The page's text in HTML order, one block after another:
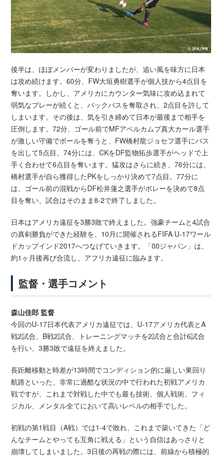
後半は、ほぼメンバーが変わりましたが、追い風を味方に日本
は攻め続けます。60分、FW大垣勇樹選手が個人技から4点目を
奪います。しかし、アメリカにカウンター気味に攻め込まれて
弱気なプレーが続くと、パックパスを奪取され、2点目を許して
しまいます。その後は、気を引き締めて日本が最後まで相手を
圧倒します。72分、ゴール前でMFアペルカムプ真大カール選手
が激しい守備でボールを奪うと、FW橋村龍ジョセフ選手にパス
を出して5点目。74分には、CKをDF監物拓歩選手がヘッドで上
手く合わせて6点目を奪います。猛攻はさらに続き、76分には、
橋村選手が自ら獲得したPKをしっかり決めて7点目。77分に
は、ゴール前の混戦からDF松井蓮之選手がボレーを決めて8点
目を奪い、試合はそのまま8-2で終了しました。
日本はアメリカ遠征を3勝3敗で終えました。強豪チームと4試合
の真剣勝負ができた経験を、10月に開催されるFIFA U-17ワール
ドカップインド2017へつなげていきます。「00ジャパン」は、
約1ヶ月後再び合流し、アフリカ遠征に臨みます。
監督・選手コメント
森山佳郎 監督
今回のU-17日本代表アメリカ遠征では、U-17アメリカ代表とA
戦2試合、B戦2試合、トレーニングマッチを2試合と合計6試合
を行い、3勝3敗で遠征を終えました。
長距離移動と時差が13時間でコンディション的に厳しい東回り
航路といった、非常に過酷な状況の中で行われた初戦アメリカ
戦ですが、これまで対戦した中でも最も技術、個人戦術、フィ
ジカル、メンタル全てにおいて高いレベルの相手でした。
初戦の第1戦目（A戦）では1-4で敗れ、これまで築いてきた「ど
んなチームとやっても互角に戦える」という自信はあっさりと
崩壊してしまいました。3日後の再戦の際には、前線から積極的